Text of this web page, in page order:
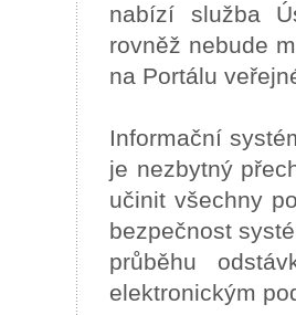
nabízí služba
rovněž nebude
na Portálu
Informační
je nezbytný
učinit všechny
bezpečnost
průběhu
elektronickým